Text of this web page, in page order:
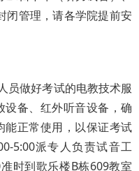
闭管理，请各学院提前安
员做好考试的电教技术服
备、红外听音设备，确
正常使用，以保证考试
5:00派专人负责试音工
时到歌乐楼B栋609教室